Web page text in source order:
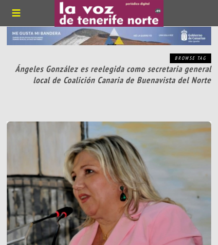
BROWSE TAG
Ángeles González es reelegida como secretaria general
local de Coalición Canaria de Buenavista del Norte